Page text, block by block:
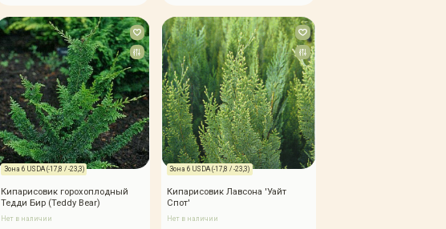
Зона 6 USDA (-17,8 / -23,3)
Кипарисовик горохоплодный
Тедди Бир (Teddy Bear)
Нет в наличии
Зона 6 USDA (-17,8 / -23,3)
Кипарисовик Лавсона 'Уайт
Спот'
Нет в наличии